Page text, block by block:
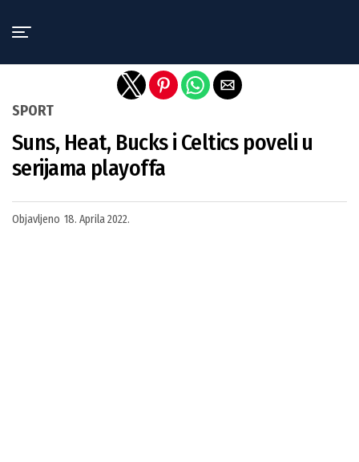
SPORT
Suns, Heat, Bucks i Celtics poveli u
serijama playoffa
Objavljeno 18. Aprila 2022.